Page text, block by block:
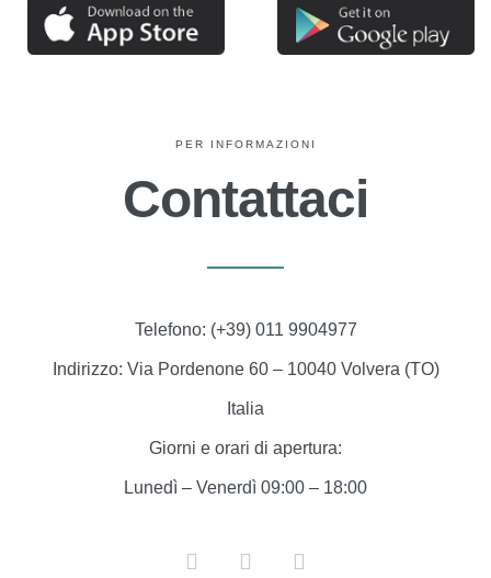
PER INFORMAZIONI
Contattaci
Telefono: (+39) 011 9904977
Indirizzo: Via Pordenone 60 – 10040 Volvera (TO)
Italia
Giorni e orari di apertura:
Lunedì – Venerdì 09:00 – 18:00